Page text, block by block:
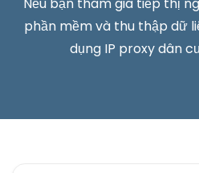
phần mềm và thu thập dữ
dụng IP proxy dân